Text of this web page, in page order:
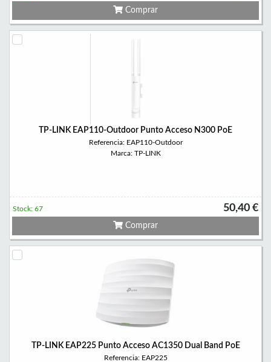
Comprar
TP-LINK EAP110-Outdoor Punto Acceso N300 PoE
Referencia: EAP110-Outdoor
Marca: TP-LINK
50,40 €
Stock: 67
Comprar
TP-LINK EAP225 Punto Acceso AC1350 Dual Band PoE
Referencia: EAP225